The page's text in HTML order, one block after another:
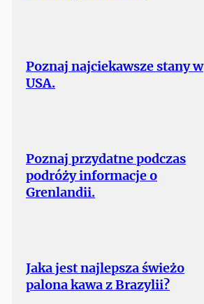
Poznaj najciekawsze stany w
USA.
Poznaj przydatne podczas
podróży informacje o
Grenlandii.
Jaka jest najlepsza świeżo
palona kawa z Brazylii?